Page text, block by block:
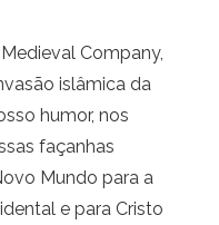
Company,
islâmica da
humor, nos
façanhas
Mundo para a
e para Cristo